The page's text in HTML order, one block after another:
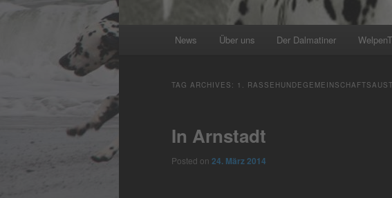
News Über uns Der Dalmatiner
TAG ARCHIVES: 1.
In Arnstadt
Posted on 24. März 2014